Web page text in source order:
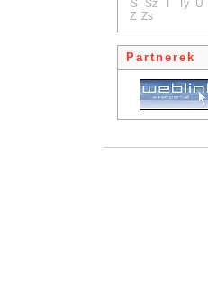
S
Sz T Ty U
Z Zs
Partnerek